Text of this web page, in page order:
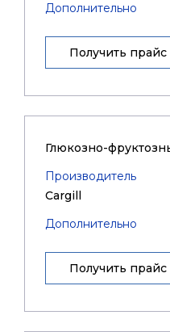
Дополнительно
Получить прайс
Глюкозно-
Производитель
Cargill
Дополнительно
Получить прайс